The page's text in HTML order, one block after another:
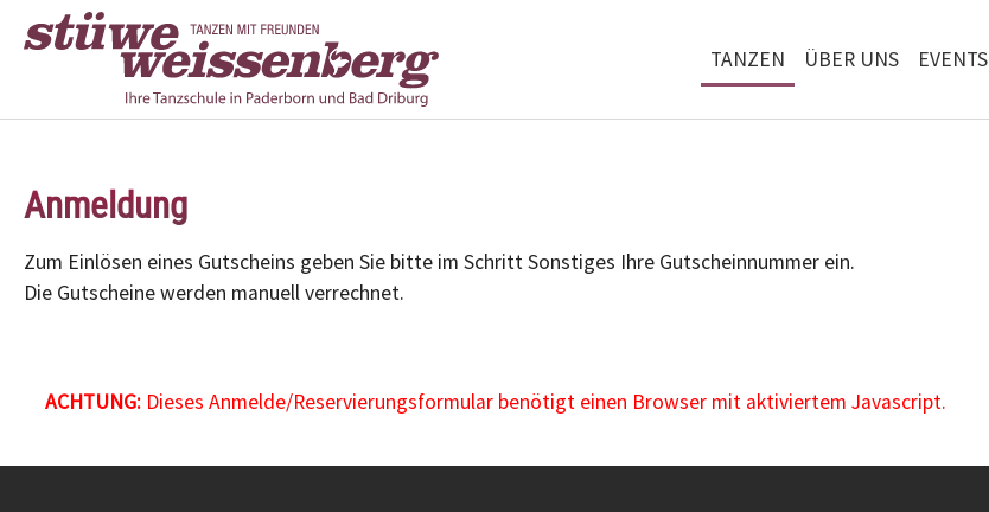
TANZEN ÜBER UNS EVENTS
Anmeldung
Zum Einlösen eines Gutscheins geben Sie bitte im Schritt Sonstiges Ihre Gutscheinnummer ein.
Die Gutscheine werden manuell verrechnet.
ACHTUNG:Dieses Anmelde/Reservierungsformular benötigt einen Browser mit aktiviertem Javascript.